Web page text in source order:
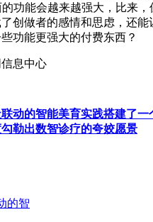
功能会越来越强大，比来，
创做者的感情和思虑，还能
功能更强大的付费东西？
息中心
动的智能美育实践搭建了一
勒出数智诊疗的夸姣愿景
的智